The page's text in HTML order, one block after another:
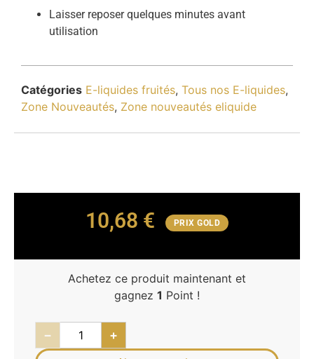
Laisser reposer quelques minutes avant
utilisation
Catégories E-liquides fruités, Tous nos E-liquides,
Zone Nouveautés, Zone nouveautés eliquide
10,68 € PRIX GOLD
Achetez ce produit maintenant et
gagnez 1 Point !
− +